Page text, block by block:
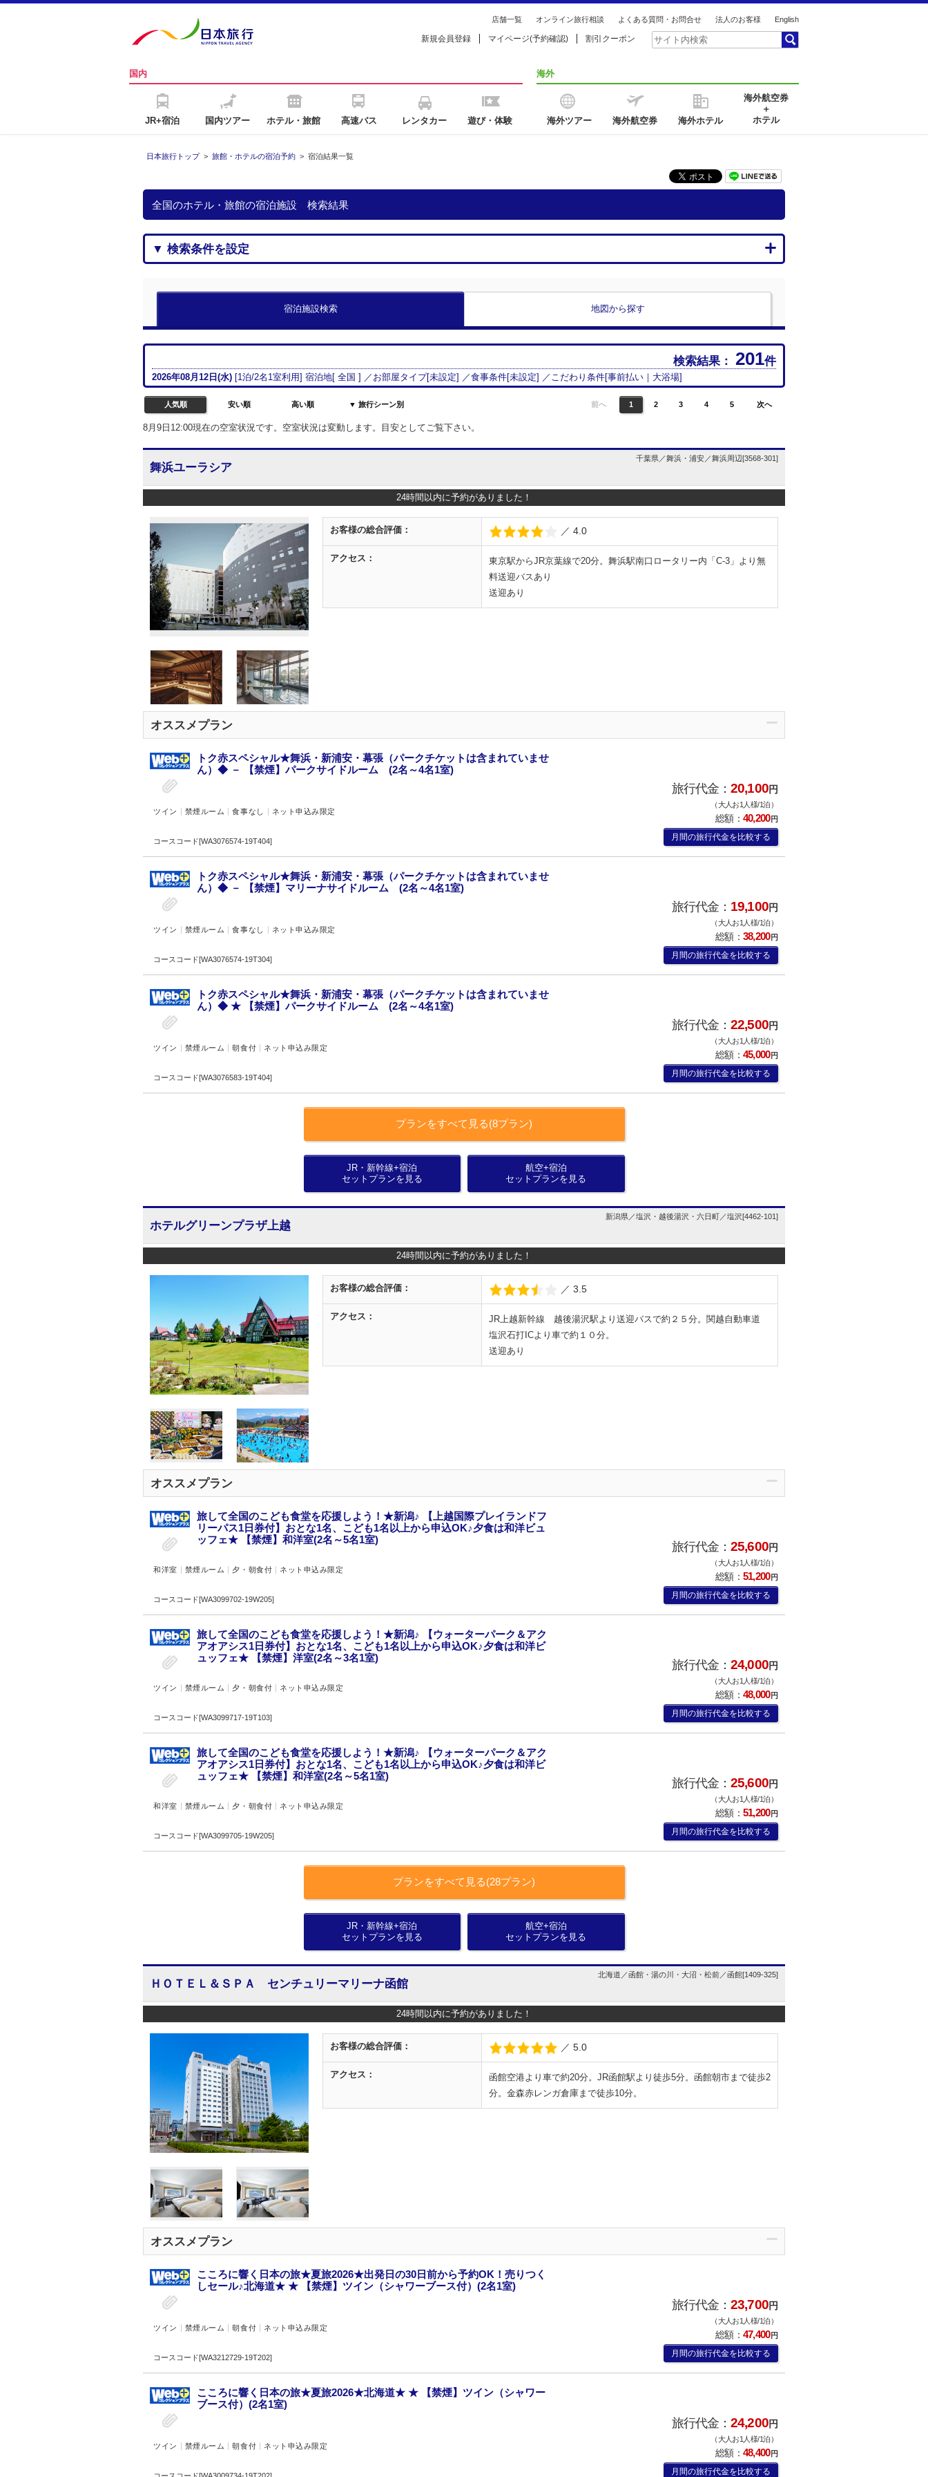
店舗一覧 オンライン旅行相談 よくある質問・お問合せ 法人のお客様 English
新規会員登録 マイページ(予約確認) 割引クーポン
国内
JR+宿泊 国内ツアー ホテル・旅館 高速バス レンタカー 遊び・体験
海外
海外ツアー 海外航空券 海外ホテル
海外航空券
＋
ホテル
日本旅行トップ > 旅館・ホテルの宿泊予約 > 宿泊結果一覧
全国のホテル・旅館の宿泊施設 検索結果
▼ 検索条件を設定
宿泊施設検索 地図から探す
検索結果： 201件
2026年08月 12日(水) [1泊/2名 1室利用] 宿泊地[ 全国 ] ／お部屋タイプ[未設定] ／食事条件[未設定] ／こだわり条件[事前払い ｜ 大浴場]
人気順 安い順 高い順 ▼ 旅行シーン別 前へ 1 2 3 4 5 次へ
8月9日12:00現在の空室状況です。空室状況は変動します。目安としてご覧下さい。
舞浜ユーラシア
千葉県／舞浜・浦安／舞浜周辺[3568-301]
24時間以内に予約がありました！
お客様の総合評価： ／ 4.0
アクセス：
東京駅からJR京葉線で20分。舞浜駅南口ロータリー内「C-3」より無
料送迎バスあり
送迎あり
オススメプラン
トク赤スペシャル★舞浜・新浦安・幕張（パークチケットは含まれていませ
ん）◆ － 【禁煙】パークサイドルーム (2名～4名1室)
ツイン 禁煙ルーム 食事なし ネット申込み限定
旅行代金：20,100円
（大人お1人様/1泊）
総額： 40,200円
コースコード[WA3076574-19T404] 月間の旅行代金を比較する
トク赤スペシャル★舞浜・新浦安・幕張（パークチケットは含まれていませ
ん）◆ － 【禁煙】マリーナサイドルーム (2名～4名1室)
ツイン 禁煙ルーム 食事なし ネット申込み限定
旅行代金： 19,100円
（大人お1人様/1泊）
総額： 38,200円
コースコード[WA3076574-19T304] 月間の旅行代金を比較する
トク赤スペシャル★舞浜・新浦安・幕張（パークチケットは含まれていませ
ん）◆ ★ 【禁煙】パークサイドルーム (2名～4名1室)
ツイン 禁煙ルーム 朝食付 ネット申込み限定
旅行代金：22,500円
（大人お1人様/1泊）
総額： 45,000円
コースコード[WA3076583-19T404] 月間の旅行代金を比較する
プランをすべて見る(8プラン)
JR・新幹線+宿泊
セットプランを見る
航空+宿泊
セットプランを見る
ホテルグリーンプラザ上越
新潟県／塩沢・越後湯沢・六日町／塩沢[4462-101]
24時間以内に予約がありました！
お客様の総合評価： ／ 3.5
アクセス：
JR上越新幹線 越後湯沢駅より送迎バスで約２５分。関越自動車道
塩沢石打ICより車で約１０分。
送迎あり
オススメプラン
旅して全国のこども食堂を応援しよう！★新潟♪ 【上越国際プレイランドフ
リーパス1日券付】おとな1名、こども1名以上から申込OK♪夕食は和洋ビュ
ッフェ★ 【禁煙】和洋室(2名～5名1室)
和洋室 禁煙ルーム 夕・朝食付 ネット申込み限定
旅行代金：25,600円
（大人お1人様/1泊）
総額： 51,200円
コースコード[WA3099702-19W205] 月間の旅行代金を比較する
旅して全国のこども食堂を応援しよう！★新潟♪ 【ウォーターパーク＆アク
アオアシス1日券付】おとな1名、こども1名以上から申込OK♪夕食は和洋ビ
ュッフェ★ 【禁煙】洋室(2名～3名1室)
ツイン 禁煙ルーム 夕・朝食付 ネット申込み限定
旅行代金：24,000円
（大人お1人様/1泊）
総額： 48,000円
コースコード[WA3099717-19T103] 月間の旅行代金を比較する
旅して全国のこども食堂を応援しよう！★新潟♪ 【ウォーターパーク＆アク
アオアシス1日券付】おとな1名、こども1名以上から申込OK♪夕食は和洋ビ
ュッフェ★ 【禁煙】和洋室(2名～5名1室)
和洋室 禁煙ルーム 夕・朝食付 ネット申込み限定
旅行代金：25,600円
（大人お1人様/1泊）
総額： 51,200円
コースコード[WA3099705-19W205] 月間の旅行代金を比較する
プランをすべて見る(28プラン)
JR・新幹線+宿泊
セットプランを見る
航空+宿泊
セットプランを見る
ＨＯＴＥＬ＆ＳＰＡ センチュリーマリーナ函館
北海道／函館・湯の川・大沼・松前／函館[1409-325]
24時間以内に予約がありました！
お客様の総合評価： ／ 5.0
アクセス：
函館空港より車で約20分。JR函館駅より徒歩5分。函館朝市まで徒歩2
分。金森赤レンガ倉庫まで徒歩10分。
オススメプラン
こころに響く日本の旅★夏旅2026★出発日の30日前から予約OK！売りつく
しセール♪北海道★ ★ 【禁煙】ツイン（シャワーブース付）(2名1室)
ツイン 禁煙ルーム 朝食付 ネット申込み限定
旅行代金：23,700円
（大人お1人様/1泊）
総額： 47,400円
コースコード[WA3212729-19T202] 月間の旅行代金を比較する
こころに響く日本の旅★夏旅2026★北海道★ ★ 【禁煙】ツイン（シャワー
ブース付）(2名1室)
ツイン 禁煙ルーム 朝食付 ネット申込み限定
旅行代金：24,200円
（大人お1人様/1泊）
総額： 48,400円
月間の旅行代金を比較する